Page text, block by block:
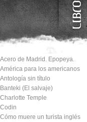
Acero de Madrid. Epopeya.
América para los americanos
Antología sin título
Banteki (El salvaje)
Charlotte Temple
Codin
Cómo muere un turista inglés